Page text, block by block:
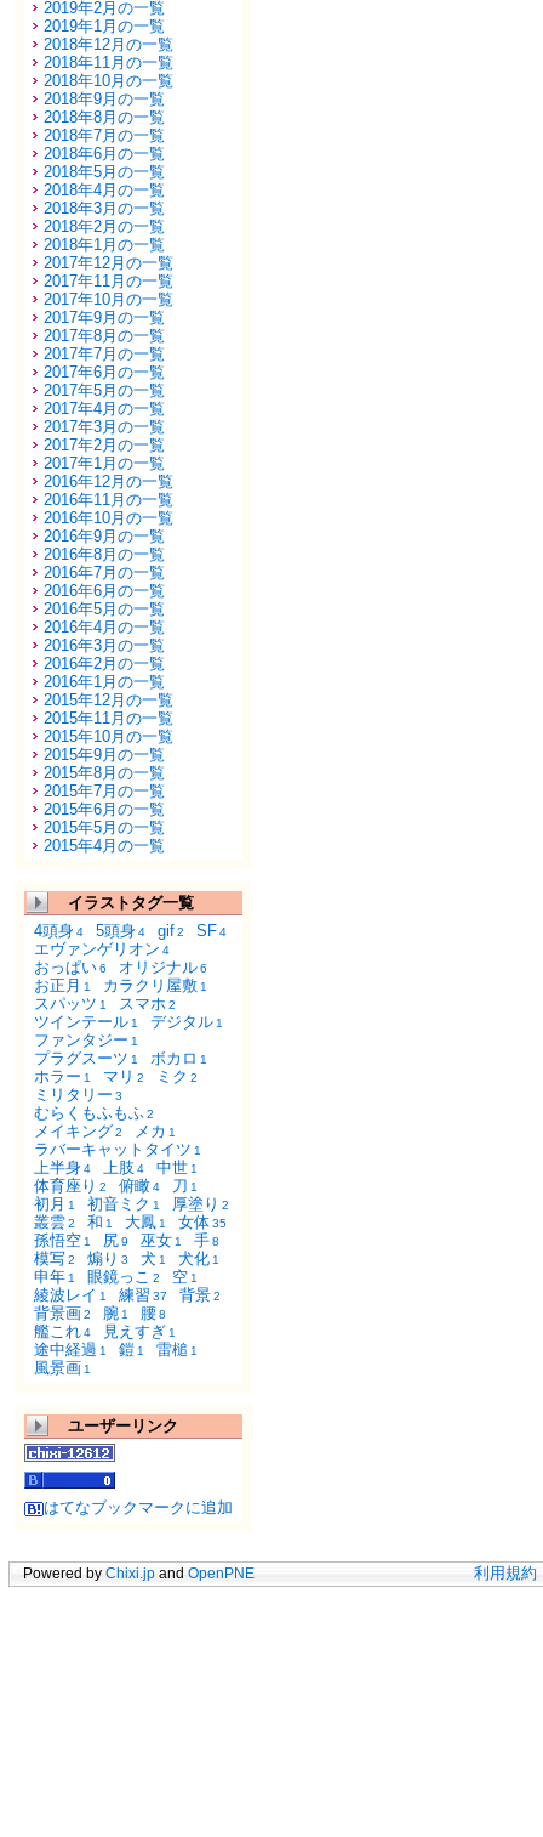
2019年2月の一覧
2019年1月の一覧
2018年12月の一覧
2018年11月の一覧
2018年10月の一覧
2018年9月の一覧
2018年8月の一覧
2018年7月の一覧
2018年6月の一覧
2018年5月の一覧
2018年4月の一覧
2018年3月の一覧
2018年2月の一覧
2018年1月の一覧
2017年12月の一覧
2017年11月の一覧
2017年10月の一覧
2017年9月の一覧
2017年8月の一覧
2017年7月の一覧
2017年6月の一覧
2017年5月の一覧
2017年4月の一覧
2017年3月の一覧
2017年2月の一覧
2017年1月の一覧
2016年12月の一覧
2016年11月の一覧
2016年10月の一覧
2016年9月の一覧
2016年8月の一覧
2016年7月の一覧
2016年6月の一覧
2016年5月の一覧
2016年4月の一覧
2016年3月の一覧
2016年2月の一覧
2016年1月の一覧
2015年12月の一覧
2015年11月の一覧
2015年10月の一覧
2015年9月の一覧
2015年8月の一覧
2015年7月の一覧
2015年6月の一覧
2015年5月の一覧
2015年4月の一覧
イラストタグ一覧
4頭身4 5頭身4 gif2 SF4
エヴァンゲリオン 4
おっぱい6 オリジナル6
お正月 1 カラクリ屋敷 1
スパッツ 1 スマホ 2
ツインテール 1 デジタル 1
ファンタジー 1
プラグスーツ 1 ボカロ 1
ホラー 1 マリ 2 ミク 2
ミリタリー 3
むらくもふもふ2
メイキング2 メカ 1
ラバーキャットタイツ 1
上半身4 上肢 4 中世 1
体育座り 2 俯瞰4 刀 1
初月 1 初音ミク 1 厚塗り 2
叢雲2 和 1 大鳳 1 女体35
孫悟空 1 尻9 巫女 1 手8
模写2 煽り 3 犬 1 犬化 1
申年 1 眼鏡っこ 2 空 1
綾波レイ 1 練習 37 背景2
背景画2 腕 1 腰8
艦これ4 見えすぎ 1
途中経過 1 鎧 1 雷槌 1
風景画 1
ユーザーリンク
はてなブックマークに追加
Powered by Chixi.jp and OpenPNE 利用規約